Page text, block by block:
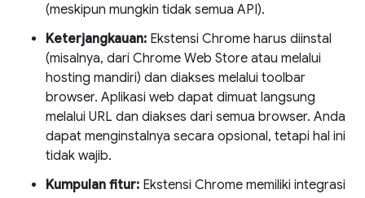
(meskipun mungkin tidak semua API).
Keterjangkauan: Ekstensi Chrome harus diinstal
(misalnya, dari Chrome Web Store atau melalui
hosting mandiri) dan diakses melalui toolbar
browser. Aplikasi web dapat dimuat langsung
melalui URL dan diakses dari semua browser. Anda
dapat menginstalnya secara opsional, tetapi hal ini
tidak wajib.
Kumpulan fitur: Ekstensi Chrome memiliki integrasi